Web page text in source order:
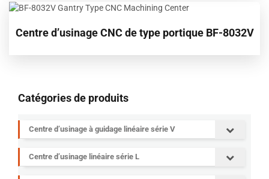
Centre d’usinage CNC de type portique BF-8032V
Catégories de produits
Centre d’usinage à guidage linéaire série V
Centre d’usinage linéaire série L